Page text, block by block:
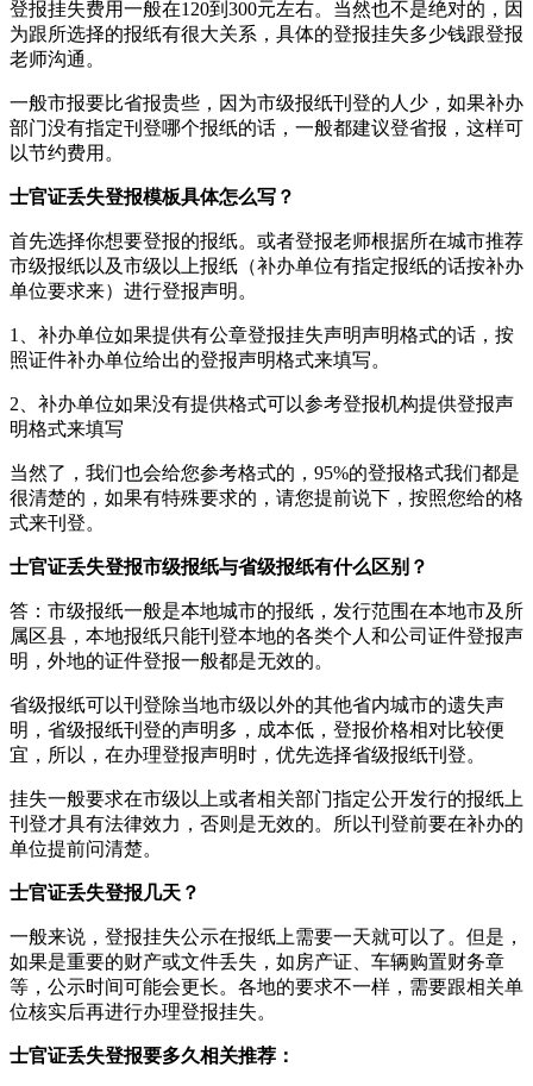
登报挂失费用一般在120到300元左右。当然也不是绝对的，因
为跟所选择的报纸有很大关系，具体的登报挂失多少钱跟登报
老师沟通。
一般市报要比省报贵些，因为市级报纸刊登的人少，如果补办
部门没有指定刊登哪个报纸的话，一般都建议登省报，这样可
以节约费用。
士官证丢失登报模板具体怎么写？
首先选择你想要登报的报纸。或者登报老师根据所在城市推荐
市级报纸以及市级以上报纸（补办单位有指定报纸的话按补办
单位要求来）进行登报声明。
1、补办单位如果提供有公章登报挂失声明声明格式的话，按
照证件补办单位给出的登报声明格式来填写。
2、补办单位如果没有提供格式可以参考登报机构提供登报声
明格式来填写
当然了，我们也会给您参考格式的，95%的登报格式我们都是
很清楚的，如果有特殊要求的，请您提前说下，按照您给的格
式来刊登。
士官证丢失登报市级报纸与省级报纸有什么区别？
答：市级报纸一般是本地城市的报纸，发行范围在本地市及所
属区县，本地报纸只能刊登本地的各类个人和公司证件登报声
明，外地的证件登报一般都是无效的。
省级报纸可以刊登除当地市级以外的其他省内城市的遗失声
明，省级报纸刊登的声明多，成本低，登报价格相对比较便
宜，所以，在办理登报声明时，优先选择省级报纸刊登。
挂失一般要求在市级以上或者相关部门指定公开发行的报纸上
刊登才具有法律效力，否则是无效的。所以刊登前要在补办的
单位提前问清楚。
士官证丢失登报几天？
一般来说，登报挂失公示在报纸上需要一天就可以了。但是，
如果是重要的财产或文件丢失，如房产证、车辆购置财务章
等，公示时间可能会更长。各地的要求不一样，需要跟相关单
位核实后再进行办理登报挂失。
士官证丢失登报要多久相关推荐：